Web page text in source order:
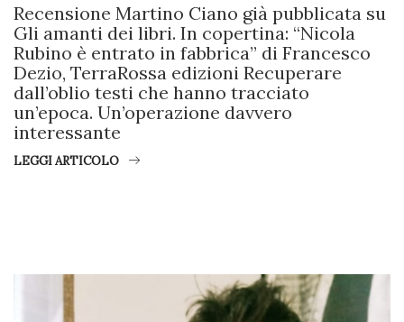
Recensione Martino Ciano già pubblicata su
Gli amanti dei libri. In copertina: “Nicola
Rubino è entrato in fabbrica” di Francesco
Dezio, TerraRossa edizioni Recuperare
dall’oblio testi che hanno tracciato
un’epoca. Un’operazione davvero
interessante
LEGGI ARTICOLO